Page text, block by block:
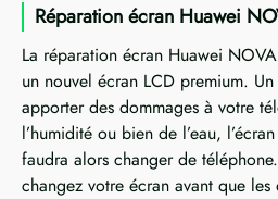
Réparation écran Huawei
La réparation écran Huawei
un nouvel écran LCD premium.
apporter des dommages à votre
l’humidité ou bien de l’eau,
faudra alors changer de
changez votre écran avant que les